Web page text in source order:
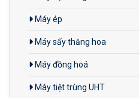
Máy ép
Máy sấy thăng hoa
Máy đồng hoá
Máy tiệt trùng UHT